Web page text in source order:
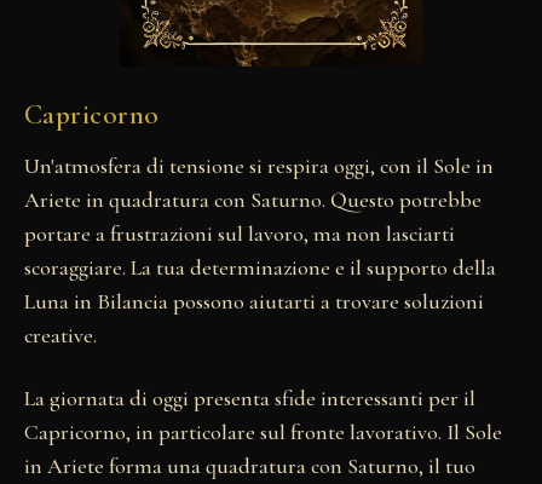
Capricorno
Un'atmosfera di tensione si respira oggi, con il Sole in
Ariete in quadratura con Saturno. Questo potrebbe
portare a frustrazioni sul lavoro, ma non lasciarti
scoraggiare. La tua determinazione e il supporto della
Luna in Bilancia possono aiutarti a trovare soluzioni
creative.
La giornata di oggi presenta sfide interessanti per il
Capricorno, in particolare sul fronte lavorativo. Il Sole
in Ariete forma una quadratura con Saturno, il tuo